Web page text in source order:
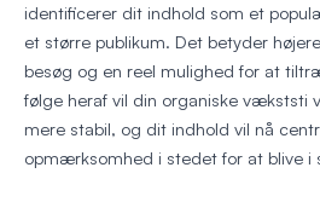
identificerer dit indhold som et
et større publikum. Det betyder
besøg og en reel mulighed for at
følge heraf vil din organiske vækststi
mere stabil, og dit indhold vil nå
opmærksomhed i stedet for at blive i